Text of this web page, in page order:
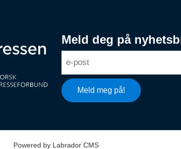
Meld deg på
Powered by Labrador CMS